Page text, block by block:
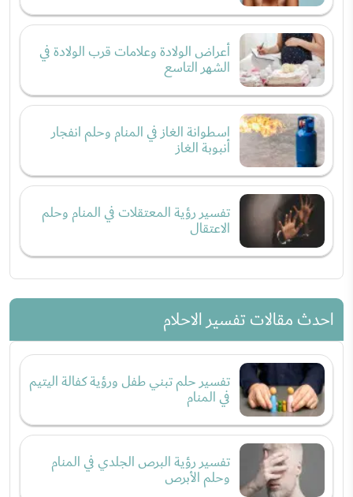
أعراض الولادة وعلامات قرب الولادة في
الشهر التاسع
اسطوانة الغاز في المنام وحلم انفجار
أنبوبة الغاز
تفسير رؤية المعتقلات في المنام وحلم
الاعتقال
احدث مقالات تفسير الاحلام
تفسير حلم تبني طفل ورؤية كفالة اليتيم
في المنام
تفسير رؤية البرص الجلدي في المنام
وحلم الأبرص